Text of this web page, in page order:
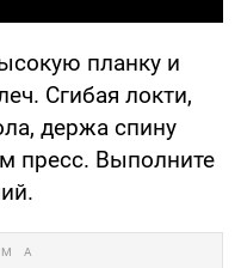
планку и
Сгибая локти,
держа спину
пресс. Выполните